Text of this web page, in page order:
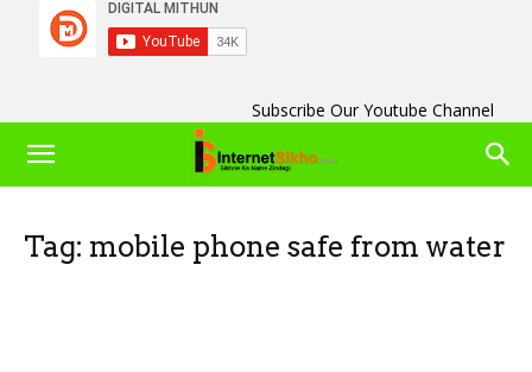
Subscribe Our Youtube Channel
Tag: mobile phone safe from water